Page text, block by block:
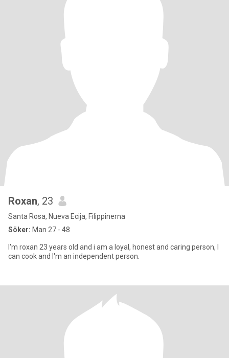
Roxan, 23
Santa Rosa, Nueva Ecija, Filippinerna
Söker: Man 27 - 48
I'm roxan 23 years old and i am a loyal, honest and caring person, I
can cook and I'm an independent person.